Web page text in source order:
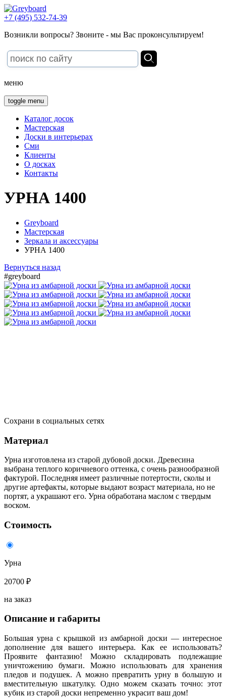
+7 (495) 532-74-39
Возникли вопросы? Звоните - мы Вас проконсультируем!
меню
toggle menu
Каталог досок
Мастерская
Доски в интерьерах
Сми
Клиенты
О досках
Контакты
УРНА 1400
Greyboard
Мастерская
Зеркала и аксессуары
УРНА 1400
Вернуться назад
#greyboard
Сохрани в социальных сетях
Материал
Урна изготовлена из старой дубовой доски. Древесина
выбрана теплого коричневого оттенка, с очень разнообразной
фактурой. Последняя имеет различные потертости, сколы и
другие артефакты, которые выдают возраст материала, но не
портят, а украшают его. Урна обработана маслом с твердым
воском.
Стоимость
Урна
20700 ₽
на заказ
Описание и габариты
Большая урна с крышкой из амбарной доски — интересное
дополнение для вашего интерьера. Как ее использовать?
Проявите фантазию! Можно складировать подлежащие
уничтожению бумаги. Можно использовать для хранения
пледов и подушек. А можно превратить урну в большую и
вместительную шкатулку. Одно можем сказать точно: этот
кубик из старой доски непременно украсит ваш дом!